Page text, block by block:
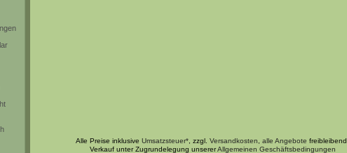
Alle Preise inklusive Umsatzsteuer* , zzgl. Versandkosten alle Angebote freibleibend.
Verkauf unter Zugrundelegung unsererAllgemeinen Geschäftsbedingungen